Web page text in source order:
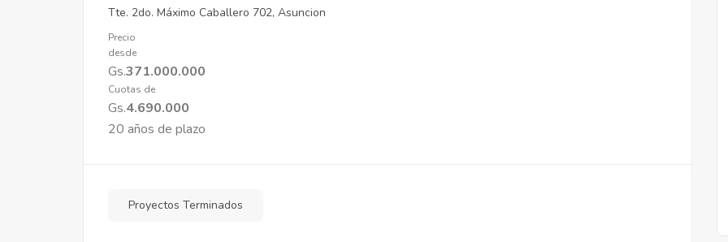
Tte. 2do. Máximo Caballero 702, Asuncion
Precio
desde
Gs.371.000.000
Cuotas de
Gs.4.690.000
20 años de plazo
Proyectos Terminados